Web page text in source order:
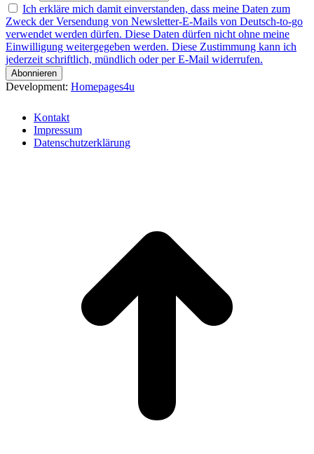
Ich erkläre mich damit einverstanden, dass meine Daten zum
Zweck der Versendung von Newsletter-E-Mails von Deutsch-to-go
verwendet werden dürfen. Diese Daten dürfen nicht ohne meine
Einwilligung weitergegeben werden. Diese Zustimmung kann ich
jederzeit schriftlich, mündlich oder per E-Mail widerrufen.
Development: Homepages4u
Kontakt
Impressum
Datenschutzerklärung